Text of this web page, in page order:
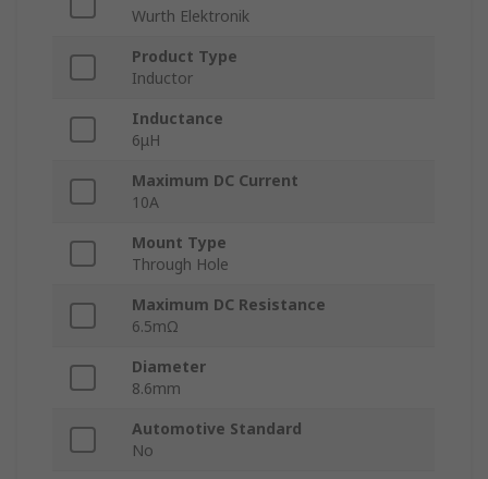
Wurth Elektronik
Product Type
Inductor
Inductance
6μH
Maximum DC Current
10A
Mount Type
Through Hole
Maximum DC Resistance
6.5mΩ
Diameter
8.6mm
Automotive Standard
No